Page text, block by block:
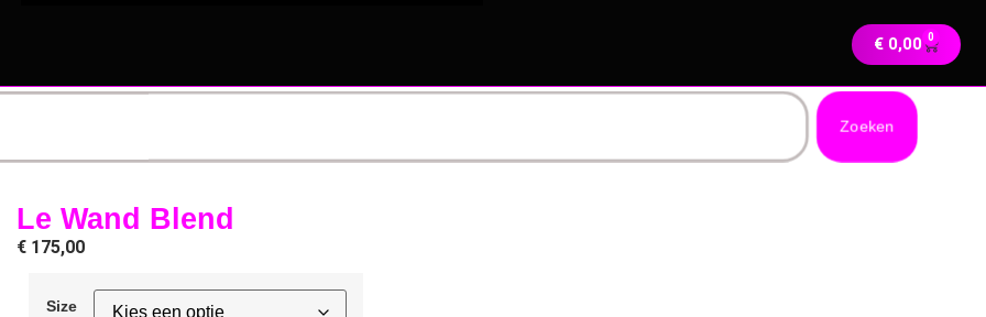
€0,00 0
Zoeken
Le Wand Blend
€ 175,00
Size